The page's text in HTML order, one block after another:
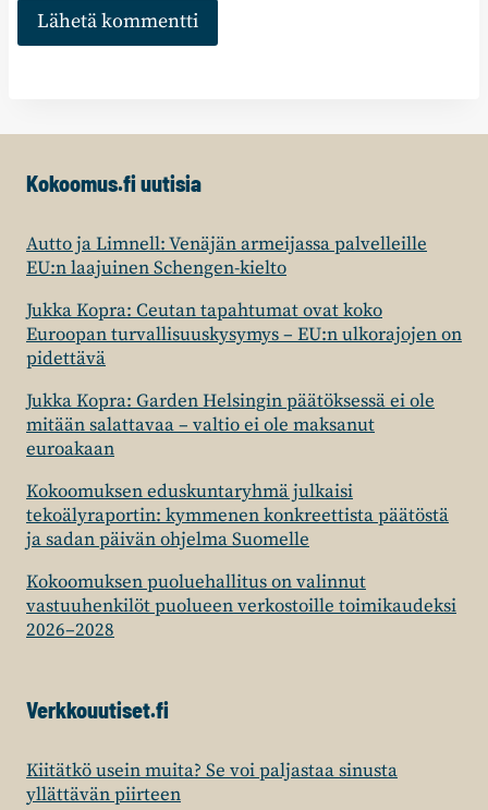
Kokoomus.fi uutisia
Autto ja Limnell: Venäjän armeijassa palvelleille
EU:n laajuinen Schengen-kielto
Jukka Kopra: Ceutan tapahtumat ovat koko
Euroopan turvallisuuskysymys – EU:n ulkorajojen on
pidettävä
Jukka Kopra: Garden Helsingin päätöksessä ei ole
mitään salattavaa – valtio ei ole maksanut
euroakaan
Kokoomuksen eduskuntaryhmä julkaisi
tekoälyraportin: kymmenen konkreettista päätöstä
ja sadan päivän ohjelma Suomelle
Kokoomuksen puoluehallitus on valinnut
vastuuhenkilöt puolueen verkostoille toimikaudeksi
2026–2028
Verkkouutiset.fi
Kiitätkö usein muita? Se voi paljastaa sinusta
yllättävän piirteen